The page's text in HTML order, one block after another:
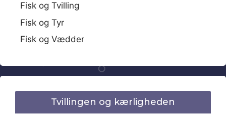
Fisk og Tvilling
Fisk og Tyr
Fisk og Vædder
Tvillingen og kærligheden